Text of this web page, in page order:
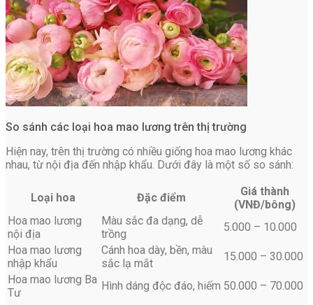
So sánh các loại hoa mao lương trên thị trường
Hiện nay, trên thị trường có nhiều giống hoa mao lương khác
nhau, từ nội địa đến nhập khẩu. Dưới đây là một số so sánh:
Loại hoa Đặc điểm
Giá thành
(VNĐ/bông)
Hoa mao lương
nội địa
Màu sắc đa dạng, dễ
trồng
5.000 – 10.000
Hoa mao lương
nhập khẩu
Cánh hoa dày, bền, màu
sắc lạ mắt
15.000 – 30.000
Hoa mao lương Ba
Tư
Hình dáng độc đáo, hiếm 50.000 – 70.000